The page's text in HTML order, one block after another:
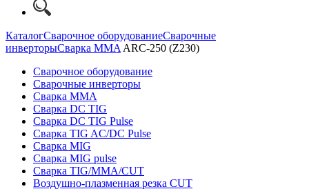
КаталогСварочное оборудованиеСварочные
инверторыСварка MMA ARC-250 (Z230)
Сварочное оборудование
Сварочные инверторы
Сварка MMA
Сварка DC TIG
Сварка DC TIG Pulse
Сварка TIG AC/DC Pulse
Сварка MIG
Сварка MIG pulse
Сварка TIG/MMA/CUT
Воздушно-плазменная резка CUT